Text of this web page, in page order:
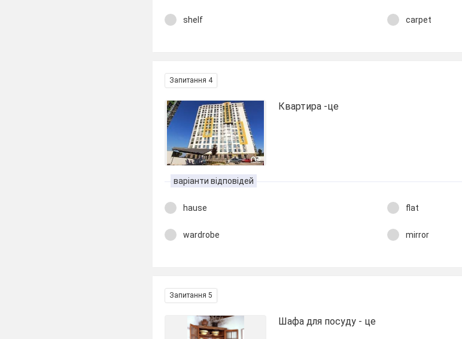
shelf carpet
Запитання 4
Квартира -це
варіанти відповідей
hause flat
wardrobe mirror
Запитання 5
Шафа для посуду - це